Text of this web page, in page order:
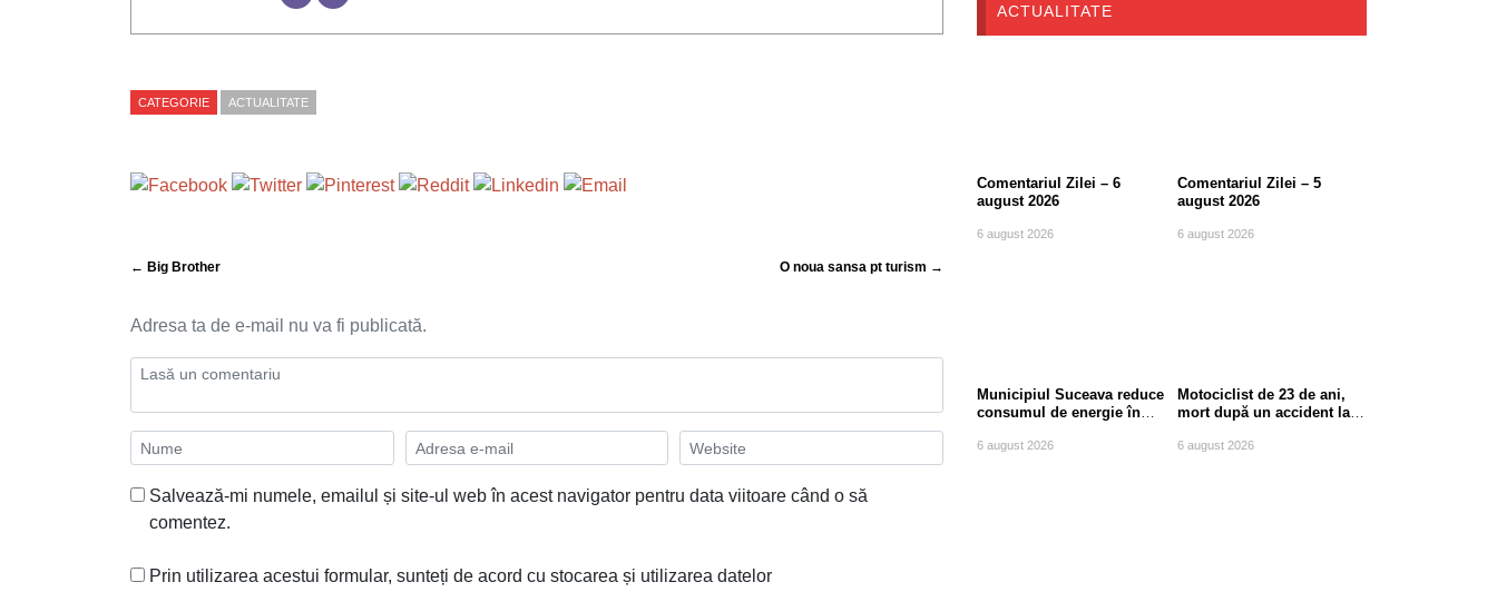
CATEGORIE ACTUALITATE
← Big Brother O noua sansa pt turism →
Adresa ta de e-mail nu va fi publicată.
Salvează-mi numele, emailul și site-ul web în acest navigator pentru data viitoare când o să
comentez.
Prin utilizarea acestui formular, sunteți de acord cu stocarea și utilizarea datelor
ACTUALITATE
Comentariul Zilei – 6
august 2026
6 august 2026
Comentariul Zilei – 5
august 2026
6 august 2026
Municipiul Suceava reduce
consumul de energie în
6 august 2026
Motociclist de 23 de ani,
mort după un accident la
6 august 2026